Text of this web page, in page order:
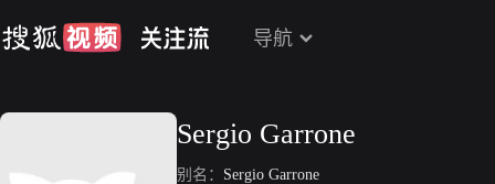
导航
Sergio Garrone
别名： Sergio Garrone